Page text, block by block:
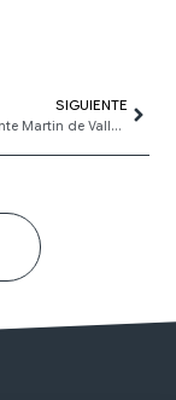
SIGUIENTE
Piso en Almirante Martin de Vallecilla